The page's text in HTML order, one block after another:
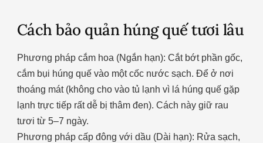
Cách bảo quản húng quế tươi lâu
Phương pháp cắm hoa (Ngắn hạn): Cắt bớt phần gốc,
cắm bụi húng quế vào một cốc nước sạch. Để ở nơi
thoáng mát (không cho vào tủ lạnh vì lá húng quế gặp
lạnh trực tiếp rất dễ bị thâm đen). Cách này giữ rau
tươi từ 5–7 ngày.
Phương pháp cấp đông với dầu (Dài hạn): Rửa sạch,